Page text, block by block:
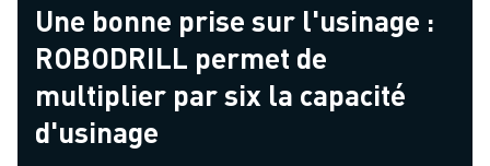
Une bonne prise sur l'usinage :
ROBODRILL permet de
multiplier par six la capacité
d'usinage